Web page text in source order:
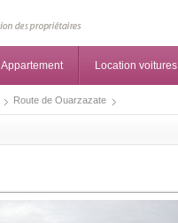
Appartement Location voitures
Route de Ouarzazate